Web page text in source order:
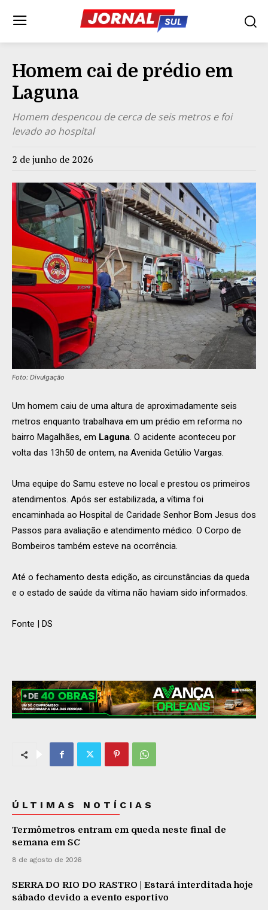
Homem cai de prédio em
Laguna
Homem despencou de cerca de seis metros e foi
levado ao hospital
2 de junho de 2026
Foto: Divulgação
Um homem caiu de uma altura de aproximadamente seis
metros enquanto trabalhava em um prédio em reforma no
bairro Magalhães, em Laguna. O acidente aconteceu por
volta das 13h50 de ontem, na Avenida Getúlio Vargas.
Uma equipe do Samu esteve no local e prestou os primeiros
atendimentos. Após ser estabilizada, a vítima foi
encaminhada ao Hospital de Caridade Senhor Bom Jesus dos
Passos para avaliação e atendimento médico. O Corpo de
Bombeiros também esteve na ocorrência.
Até o fechamento desta edição, as circunstâncias da queda
e o estado de saúde da vítima não haviam sido informados.
Fonte | DS
ÚLTIMAS NOTÍCIAS
Termômetros entram em queda neste final de
semana em SC
8 de agosto de 2026
SERRA DO RIO DO RASTRO | Estará interditada hoje
sábado devido a evento esportivo